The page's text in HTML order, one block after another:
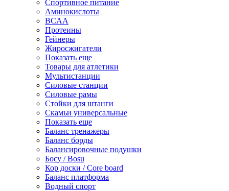
Спортивное питание
Аминокислоты
BCAA
Протеины
Гейнеры
Жиросжигатели
Показать еще
Товары для атлетики
Мультистанции
Силовые станции
Силовые рамы
Стойки для штанги
Скамьи универсальные
Показать еще
Баланс тренажеры
Баланс борды
Балансировочные подушки
Босу / Bosu
Кор доски / Core board
Баланс платформа
Водный спорт